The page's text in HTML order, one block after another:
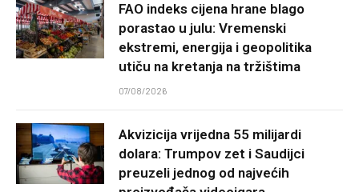
FAO indeks cijena hrane blago
porastao u julu: Vremenski
ekstremi, energija i geopolitika
utiču na kretanja na tržištima
07/08/2026
Akvizicija vrijedna 55 milijardi
dolara: Trumpov zet i Saudijci
preuzeli jednog od najvećih